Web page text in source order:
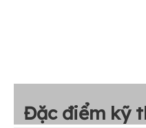
Đặc điểm